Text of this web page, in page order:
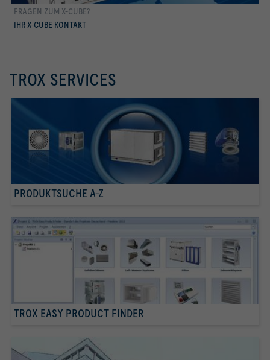
FRAGEN ZUM X-CUBE?
IHR X-CUBE KONTAKT
mehr erfahren
TROX SERVICES
PRODUKTSUCHE A-Z
TROX EASY PRODUCT FINDER